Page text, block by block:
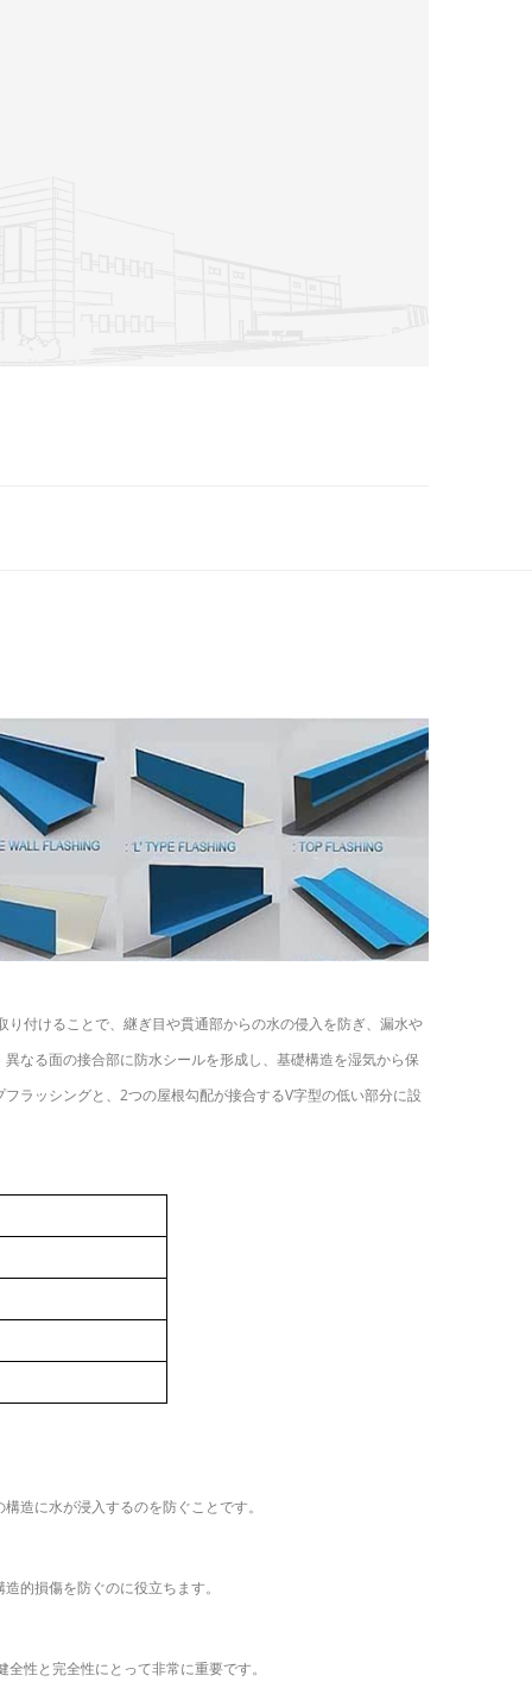
付けることで、継ぎ目や貫通部からの水の侵入を防ぎ、漏水や
なる面の接合部に防水シールを形成し、基礎構造を湿気から保
ラッシングと、2つの屋根勾配が接合するV字型の低い部分に設
造に水が浸入するのを防ぐことです。
的損傷を防ぐのに役立ちます。
性と完全性にとって非常に重要です。